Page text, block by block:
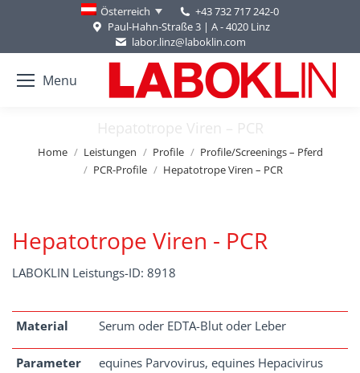
Österreich
+43 732 717 242-0
Paul-Hahn-Straße 3 | A - 4020 Linz
labor.linz@laboklin.com
Menu
Hepatotrope Viren – PCR
You are here:
Home Leistungen Profile
Profile/Screenings – Pferd
PCR-Profile
Hepatotrope Viren – PCR
Hepatotrope Viren - PCR
LABOKLIN Leistungs-ID: 8918
Material Serum oder EDTA-Blut oder Leber
Parameter equines Parvovirus, equines Hepacivirus